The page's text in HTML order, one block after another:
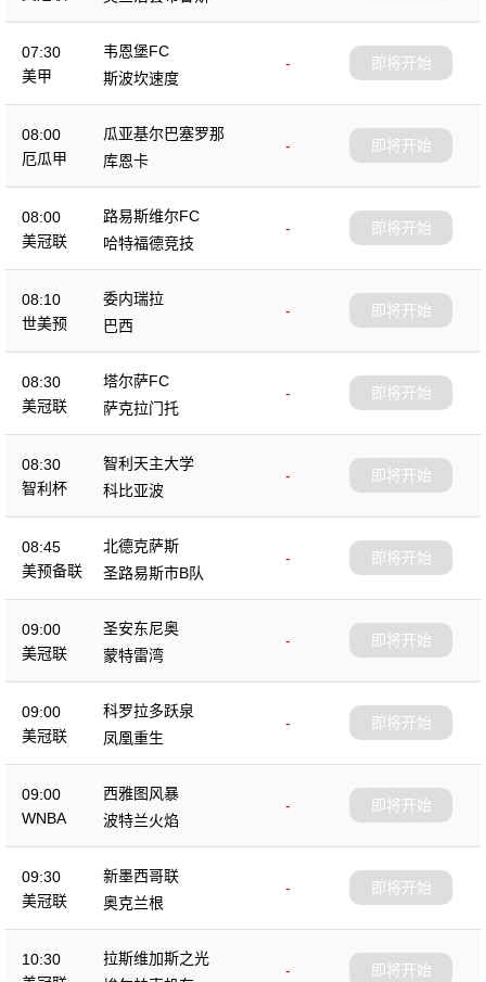
07:30
美甲
韦恩堡FC
-
斯波坎速度
即将开始
08:00
厄瓜甲
瓜亚基尔巴塞罗那
-
库恩卡
即将开始
08:00
美冠联
路易斯维尔FC
-
哈特福德竞技
即将开始
08:10
世美预
委内瑞拉
-
巴西
即将开始
08:30
美冠联
塔尔萨FC
-
萨克拉门托
即将开始
08:30
智利杯
智利天主大学
-
科比亚波
即将开始
08:45
美预备联
北德克萨斯
-
圣路易斯市B队
即将开始
09:00
美冠联
圣安东尼奥
-
蒙特雷湾
即将开始
09:00
美冠联
科罗拉多跃泉
-
凤凰重生
即将开始
09:00
WNBA
西雅图风暴
-
波特兰火焰
即将开始
09:30
美冠联
新墨西哥联
-
奥克兰根
即将开始
10:30
拉斯维加斯之光
-
即将开始